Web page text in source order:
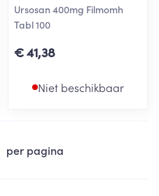
Ursosan 400mg Filmomh
Tabl 100
€ 41,38
Niet beschikbaar
per pagina